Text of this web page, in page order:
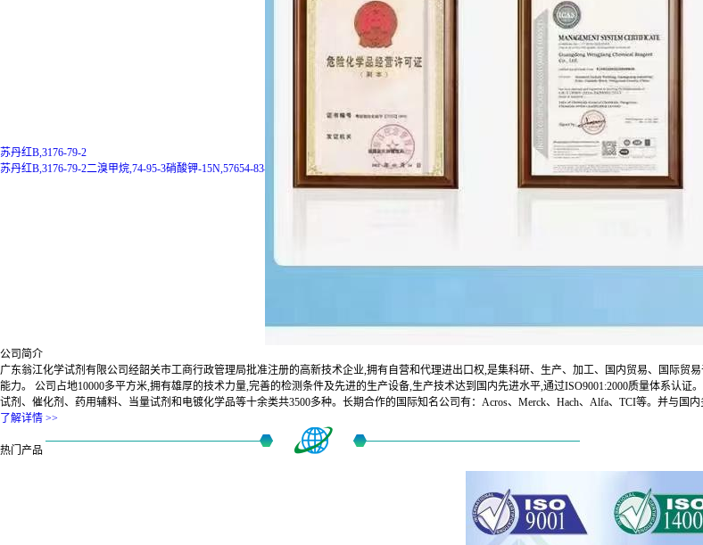
二溴甲烷,74-95-3
苏丹红B,3176-79-2二溴甲烷,74-95-3硝酸钾-15N,57654-83-8
公司简介
广东翁江化学试剂有限公司经韶关市工商行政管理局批准注册的高新技术企业,拥有自营和代理进出口权,是集科研、生产、加工、国内贸易、国际
能力。 公司占地10000多平方米,拥有雄厚的技术力量,完善的检测条件及先进的生产设备,生产技术达到国内先进水平,通过ISO9001:2000质量体系认
试剂、催化剂、药用辅料、当量试剂和电镀化学品等十余类共3500多种。长期合作的国际知名公司有：Acros、Merck、Hach、Alfa、TCI等。并与国
了解详情 >>
热门产品